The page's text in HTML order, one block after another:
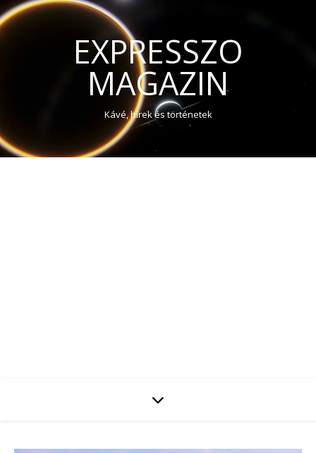
EXPRESSZO
MAGAZIN
Kávé, hírek és történetek